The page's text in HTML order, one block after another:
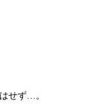
せず…。